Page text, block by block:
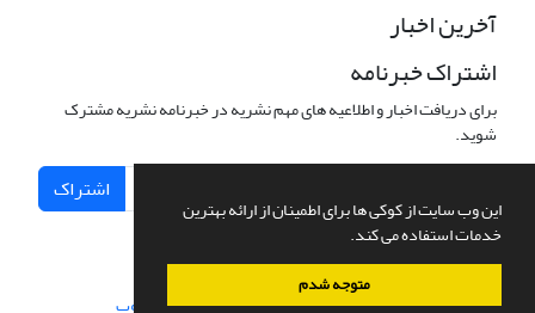
این وب سایت از کوکی ها برای اطمینان از ارائه بهترین
خدمات استفاده می کند.
متوجه شدم
آخرین اخبار
اشتراک خبرنامه
برای دریافت اخبار و اطلاعیه های مهم نشریه در خبرنامه نشریه مشترک
شوید.
اشتراک
سامانه مدیریت نشریات علمی.طراحی و پیاده سازی از سیناوب